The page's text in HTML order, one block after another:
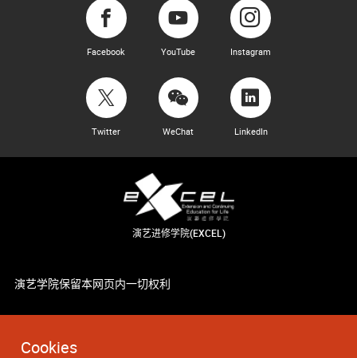
Cookies
Facebook YouTube Instagram
Twitter WeChat LinkedIn
演艺进修学院(EXCEL)
演艺学院保留本网页内一切权利